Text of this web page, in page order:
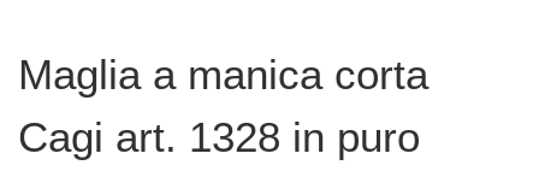
Maglia a manica corta
Cagi art. 1328 in puro